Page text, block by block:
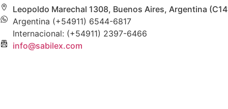
Leopoldo Marechal 1308, Buenos Aires, Argentina
Argentina (+54911) 6544-6817
Internacional: (+54911) 2397-6466
info@sabilex.com